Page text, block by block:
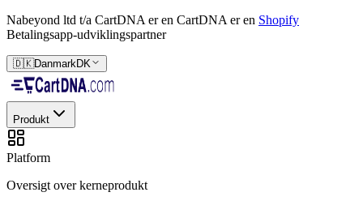
Nabeyond ltd t/a CartDNA er en CartDNA er en Shopify
Betalingsapp-udviklingspartner
🇩🇰DanmarkDK
Produkt
Platform
Oversigt over kerneprodukt